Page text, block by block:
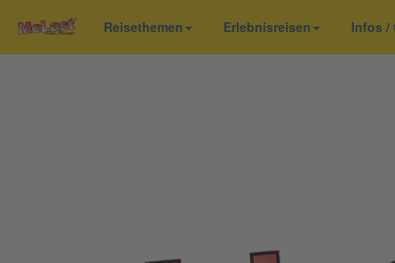
Reisethemen Erlebnisreisen Infos /